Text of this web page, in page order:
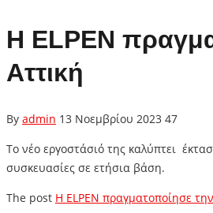
Η ELPEN
Αττική
By admin 13 Νοεμβρίου 2023 47
Το νέο εργοστάσιό της καλύπτει
συσκευασίες σε ετήσια βάση.
The post Η ELPEN πραγματοποίησε